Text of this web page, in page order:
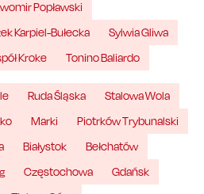
Popławski
Karpiel-Bułecka
Sylwia Gliwa
Kroke Tonino Baliardo
Ruda Śląska
Stalowa Wola
Marki
Piotrków Trybunalski
Białystok
Bełchatów
Częstochowa
Gdańsk